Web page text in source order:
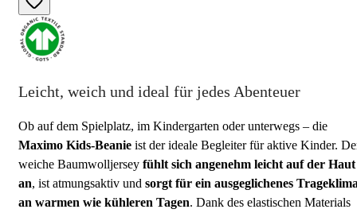
Leicht, weich und ideal für jedes Abenteuer
Ob auf dem Spielplatz, im Kindergarten oder unterwegs – die
Maximo Kids-Beanie ist der ideale Begleiter für aktive Kinder.
weiche Baumwolljersey fühlt sich angenehm leicht auf der Haut
an, ist atmungsaktiv und sorgt für ein ausgeglichenes
an warmen wie kühleren Tagen. Dank des elastischen Materials